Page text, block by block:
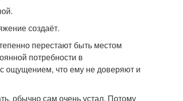
создаёт.
перестают быть местом
потребности в
с ощущением, что ему не доверяют и
обычно сам очень устал. Потому